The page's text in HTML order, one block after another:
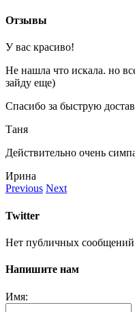
Отзывы
У вас красиво!
Не нашла что искала. но
зайду еще)
Спасибо за быструю
Таня
Действительно очень
Ирина
Previous Next
Twitter
Нет публичных
Напишите нам
Имя: